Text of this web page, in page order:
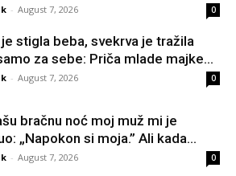
- August 7, 2026 0
je stigla beba, svekrva je tražila
za sebe: Priča mlade majke...
- August 7, 2026 0
bračnu noć moj muž mi je
„Napokon si moja.” Ali kada...
- August 7, 2026 0